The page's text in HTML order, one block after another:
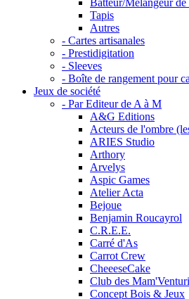
Batteur/Mélangeur de
Tapis
Autres
- Cartes artisanales
- Prestidigitation
- Sleeves
- Boîte de rangement pour
Jeux de société
- Par Editeur de A à M
A&G Editions
Acteurs de l'ombre
ARIES Studio
Arthory
Arvelys
Aspic Games
Atelier Acta
Bejoue
Benjamin Roucayrol
C.R.E.E.
Carré d'As
Carrot Crew
CheeeseCake
Club des
Concept Bois & Jeux